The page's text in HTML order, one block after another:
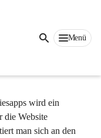
Menü
wird ein
die Website
man sich an den